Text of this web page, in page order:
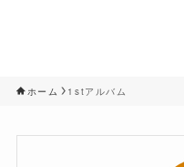
ホーム 1stアルバム